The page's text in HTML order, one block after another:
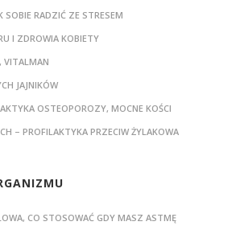
SOBIE RADZIĆ ZE STRESEM
I ZDROWIA KOBIETY
VITALMAN
JAJNIKÓW
OSTEOPOROZY, MOCNE KOŚCI
– PROFILAKTYKA PRZECIW ŻYLAKOWA
CO STOSOWAĆ GDY MASZ ASTMĘ